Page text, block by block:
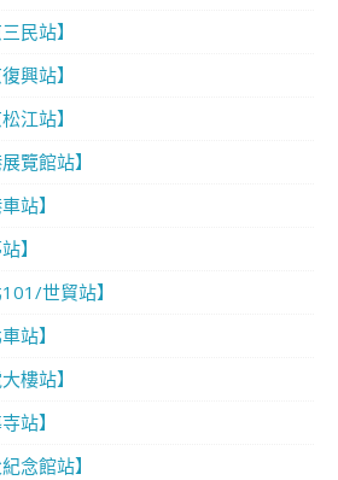
民站】
興站】
江站】
覽館站】
站】
】
世貿站】
站】
樓站】
站】
念館站】